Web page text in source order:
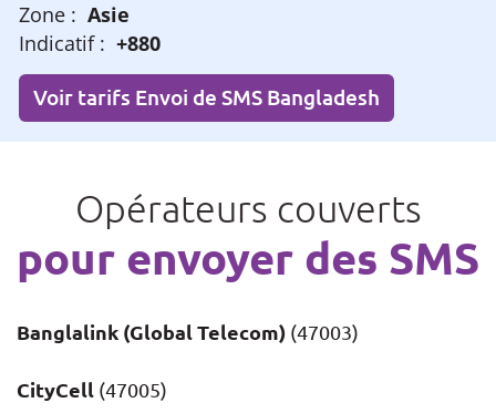
Zone : Asie
Indicatif : +880
Voir tarifs Envoi de SMS Bangladesh
Opérateurs couverts
pour envoyer des SMS
Banglalink (Global Telecom) (47003)
CityCell (47005)